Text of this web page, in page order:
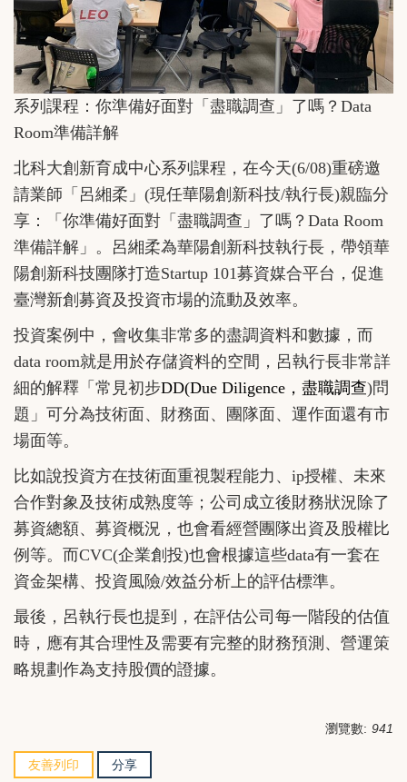
系列課程：你準備好面對「盡職調查」了嗎？Data
Room準備詳解
北科大創新育成中心系列課程，在今天(6/08)重磅邀
請業師「呂緗柔」(現任華陽創新科技/執行長)親臨分
享：「你準備好面對「盡職調查」了嗎？Data Room
準備詳解」。呂緗柔為華陽創新科技執行長，帶領華
陽創新科技團隊打造Startup 101募資媒合平台，促進
臺灣新創募資及投資市場的流動及效率。
投資案例中，會收集非常多的盡調資料和數據，而
data room就是用於存儲資料的空間，呂執行長非常詳
細的解釋「常見初步DD(Due Diligence ，盡職調查)問
題」可分為技術面、財務面、團隊面、運作面還有市
場面等。
比如說投資方在技術面重視製程能力、ip授權、未來
合作對象及技術成熟度等；公司成立後財務狀況除了
募資總額、募資概況，也會看經營團隊出資及股權比
例等。而CVC(企業創投)也會根據這些data有一套在
資金架構、投資風險/效益分析上的評估標準。
最後，呂執行長也提到，在評估公司每一階段的估值
時，應有其合理性及需要有完整的財務預測、營運策
略規劃作為支持股價的證據。
瀏覽數: 941
友善列印 分享